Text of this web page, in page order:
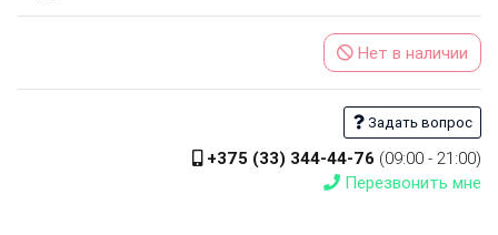
Нет в наличии
Задать вопрос
+375 (33) 344-44-76 (09:00 - 21:00)
Перезвонить мне